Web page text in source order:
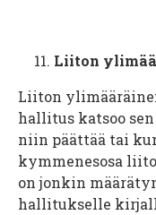
Liiton
Liiton
hallitus katsoo
niin päättää tai
kymmenesosa
on jonkin
hallitukselle